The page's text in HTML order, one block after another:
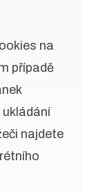
na
případě
najdete